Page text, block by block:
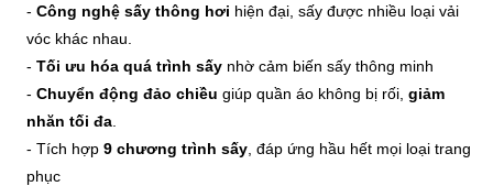
- Công nghệ sấy thông hơi hiện đại, sấy được nhiều loại vải
vóc khác nhau.
- Tối ưu hóa quá trình sấy nhờ cảm biến sấy thông minh
- Chuyển động đảo chiều giúp quần áo không bị rối, giảm
nhăn tối đa
- Tích hợp 9 chương trình sấy , đáp ứng hầu hết mọi loại trang
phục